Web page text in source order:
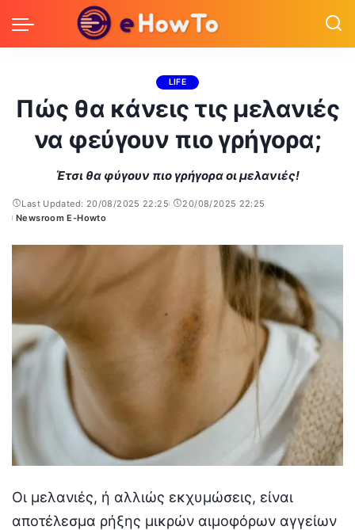
LIFE
Πώς θα κάνεις τις μελανιές
να φεύγουν πιο γρήγορα;
Έτσι θα φύγουν πιο γρήγορα οι μελανιές!
Last Updated: 20/08/2025 22:25
20/08/2025 22:25
Posted
Newsroom E-Howto
Οι μελανιές, ή αλλιώς εκχυμώσεις, είναι
αποτέλεσμα ρήξης μικρών αιμοφόρων αγγείων